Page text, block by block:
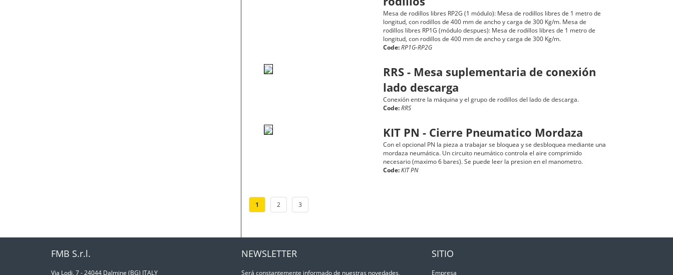
Mesa de rodillos libres RP2G (1 módulo): Mesa de rodillos libres de 1 metro de
longitud, con rodillos de 400 mm de ancho y carga de 300 Kg/m. Mesa de
rodillos libres RP1G (módulo despues): Mesa de rodillos libres de 1 metro de
longitud, con rodillos de 400 mm de ancho y carga de 300 Kg/m.
Code:RP1G-RP2G
RRS - Mesa suplementaria de conexión
lado descarga
Conexión entre la máquina y el grupo de rodillos del lado de descarga.
Code:RRS
KIT PN - Cierre Pneumatico Mordaza
Con el opcional PN la pieza a trabajar se bloquea y se desbloquea mediante una
mordaza neumática. Un circuito neumático controla el aire comprimido
necesario (maximo 6 bares). Se puede leer la presion en el manometro.
Code:KIT PN
1 2 3
FMB S.r.l.
Via Lodi, 7 - 24044 Dalmine (BG) ITALY
NEWSLETTER
Será constantemente informado de nuestras novedades,
SITIO
Empresa